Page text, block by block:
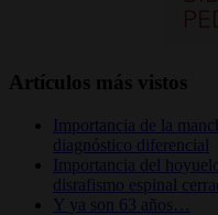
Artículos más vistos
Importancia de la
diagnóstico diferencial
Importancia del
disrafismo espinal
Y ya son 63 años…